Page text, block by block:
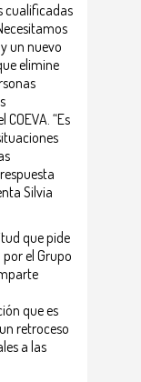
cualificadas
un nuevo
elimine
“Es
Silvia
que pide
el Grupo
que es
retroceso
a las